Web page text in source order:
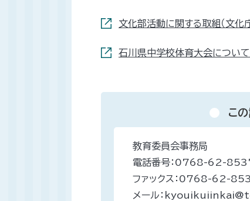
文化部活動に関する取組（文化庁
石川県中学校体育大会について
こ
教育委員会事務局
電話番号：0768-62-
ファックス：0768-62-
メール：